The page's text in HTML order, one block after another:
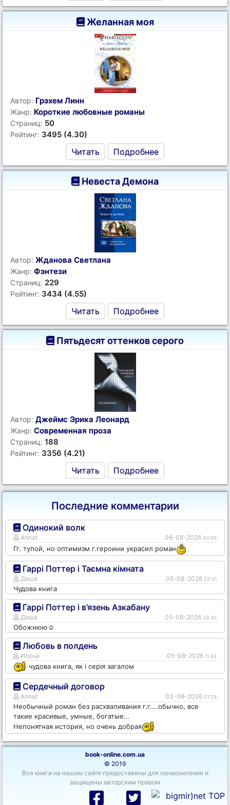
Желанная моя
Автор: Грэхем Линн
Жанр: Короткие любовные романы
Страниц: 50
Рейтинг: 3495 (4.30)
Читать Подробнее
Невеста Демона
Автор: Жданова Светлана
Жанр: Фэнтези
Страниц: 229
Рейтинг: 3434 (4.55)
Читать Подробнее
Пятьдесят оттенков серого
Автор: Джеймс Эрика Леонард
Жанр: Современная проза
Страниц: 188
Рейтинг: 3356 (4.21)
Читать Подробнее
Последние комментарии
Одинокий волк
Annat 06-08-2026 00:00
Гг. тупой, но оптимизм г.героини украсил роман
Гаррі Поттер і Таємна кімната
Даша 05-08-2026 23:31
Чудова книга
Гаррі Поттер і в’язень Азкабану
Даша 05-08-2026 23:30
Обожнюю☺️
Любовь в полдень
Илона 05-08-2026 11:43
чудова книга, як і серія загалом
Сердечный договор
Annat 03-08-2026 21:29
Необычный роман без расхваливания г.г....обычно, все
такие красивые, умные, богатые...
Непонятная история, но очень добрая
book-online.com.ua
© 2019
Все книги на нашем сайте предоставены для ознакомления и
защищены авторским правом